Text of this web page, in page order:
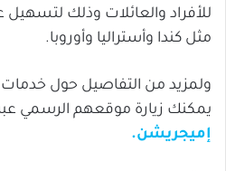
للأفراد والعائلات وذلك لتسهيل
مثل كندا وأستراليا وأوروبا.
ولمزيد من التفاصيل حول
يمكنك زيارة موقعهم الرسمي عبر
إميجريشن.